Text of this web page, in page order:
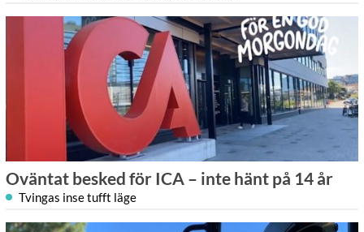
Oväntat besked för ICA – inte hänt på 14 år
Tvingas inse tufft läge